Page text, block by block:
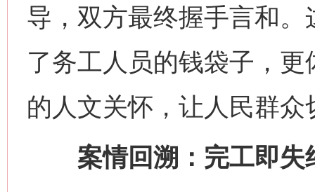
导，双方最终握手言和
了务工人员的钱袋子，
的人文关怀，让人民群
案情回溯：完工即失